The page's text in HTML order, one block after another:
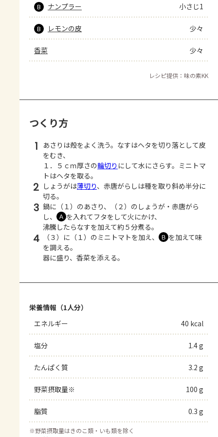
B ナンプラー 小さじ1
B レモンの皮 少々
香菜 少々
レシピ提供：味の素KK
つくり方
1
あさりは殻をよく洗う。なすはヘタを切り落として皮
をむき、
１．５ｃｍ厚さの輪切り にして水にさらす。ミニトマ
トはヘタを取る。
2 しょうがは薄切り、赤唐がらしは種を取り斜め半分に
切る。
3 鍋に（１）のあさり、（２）のしょうが・赤唐がら
し、
Ａ を入れてフタをして火にかけ、
沸騰したらなすを加えて約５分煮る。
4 （３）に（１）のミニトマトを加え、 Ｂ を加えて味
を調える。
器に盛り、香菜を添える。
栄養情報（1人分）
エネルギー
40 kcal
塩分 1.4 g
たんぱく質 3.2 g
野菜摂取量※ 100 g
脂質 0.3 g
※野菜摂取量はきのこ類・いも類を除く